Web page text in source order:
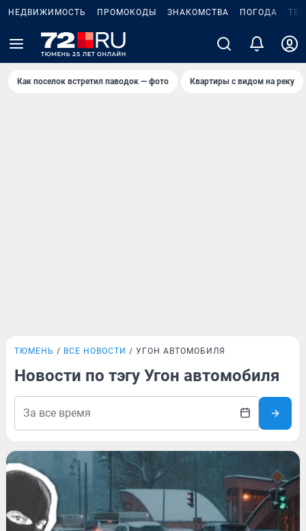
НЕДВИЖИМОСТЬ ПРОМОКОДЫ ЗНАКОМСТВА ПОГОДА
Как поселок встретил паводок — фото Квартиры с видом на реку
ТЮМЕНЬ ВСЕ НОВОСТИ УГОН АВТОМОБИЛЯ
Новости по тэгу Угон автомобиля